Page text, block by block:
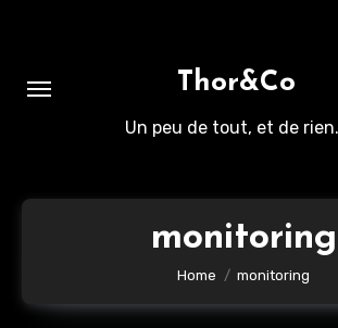
Thor&Co
Un peu de tout, et de
monitoring
Home monitoring